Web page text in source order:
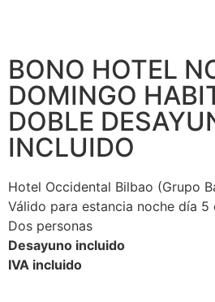
BONO HOTEL
DOMINGO
DOBLE
INCLUIDO
Hotel Occidental Bilbao (Grupo
Válido para estancia noche día
Dos personas
Desayuno incluido
IVA incluido